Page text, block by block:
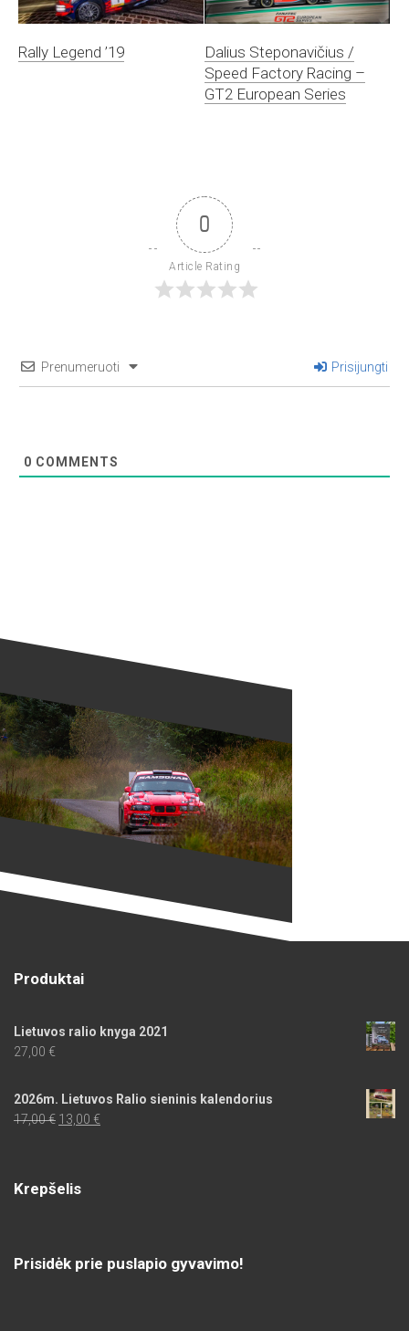
Rally Legend ’19
Dalius Steponavičius /
Speed Factory Racing –
GT2 European Series
0
Article Rating
Prenumeruoti Prisijungti
0 COMMENTS
Produktai
Lietuvos ralio knyga 2021
27,00 €
2026m. Lietuvos Ralio sieninis kalendorius
17,00€ Original
13,00 €Current
Krepšelis
Prisidėk prie puslapio gyvavimo!